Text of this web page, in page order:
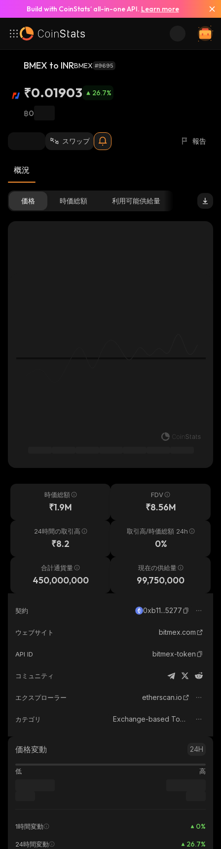
Build with CoinStats’ all-in-one API. Learn more
BMEX to INRBMEX #9695
₹0.01903 26.7%
฿0
スワップ 報告
概況
価格 時価総額 利用可能供給量
時価総額
₹1.9M
FDV
₹8.56M
24時間の取引高
₹8.2
取引高/時価総額 24h
0%
合計通貨量
450,000,000
現在の供給量
99,750,000
契約 0xb11...5277
ウェブサイト bitmex.com
API ID bitmex-token
コミュニティ
エクスプローラー etherscan.io
カテゴリ Exchange-based Tokens
価格変動 24H
低 高
1時間変動 0%
24時間変動 26.7%